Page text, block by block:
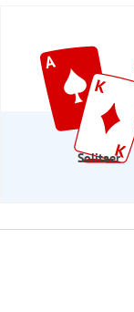
Solitaer